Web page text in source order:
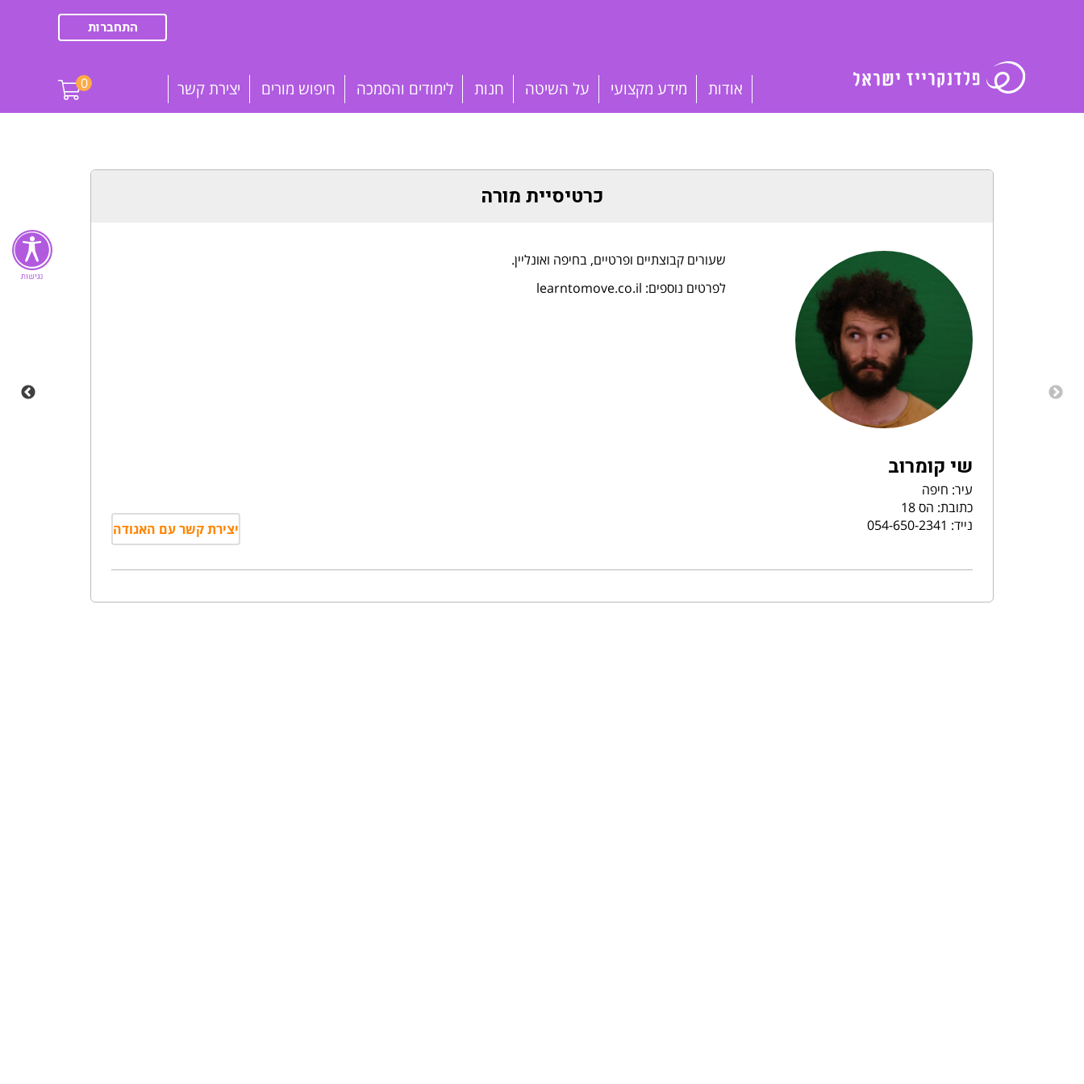
התחברות
אודות מידע מקצועי על השיטה חנות לימודים והסמכה חיפוש מורים יצירת קשר 0
כרטיסיית מורה
שי קומרוב
עיר: חיפה
כתובת: הס 18
נייד: 054-650-2341
שעורים קבוצתיים ופרטיים, בחיפה ואונליין.
לפרטים נוספים: learntomove.co.il
יצירת קשר עם האגודה